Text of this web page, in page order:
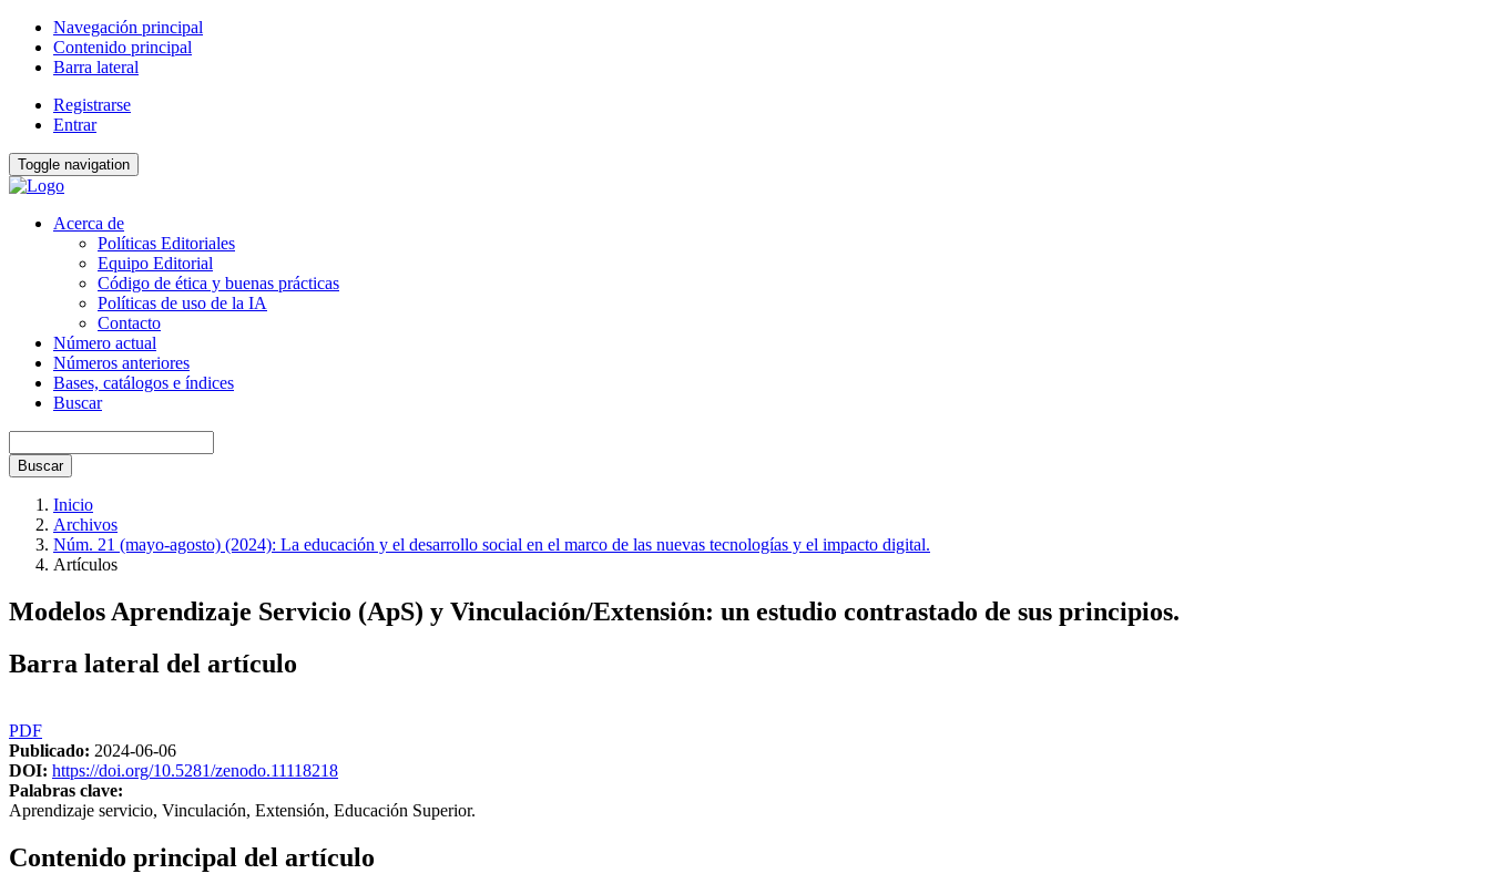
Navegación principal
Contenido principal
Barra lateral
Registrarse
Entrar
Toggle navigation
Acerca de
Políticas Editoriales
Equipo Editorial
Código de ética y buenas prácticas
Políticas de uso de la IA
Contacto
Número actual
Números anteriores
Bases, catálogos e índices
Buscar
Buscar
Inicio
Archivos
Núm. 21 (mayo-agosto) (2024): La educación y el desarrollo social en el marco de las nuevas tecnologías y el impacto digital.
Artículos
Modelos Aprendizaje Servicio (ApS) y Vinculación/Extensión: un estudio contrastado de sus principios.
Barra lateral del artículo
PDF
Publicado: 2024-06-06
DOI: https://doi.org/10.5281/zenodo.11118218
Palabras clave:
Aprendizaje servicio, Vinculación, Extensión, Educación Superior.
Contenido principal del artículo